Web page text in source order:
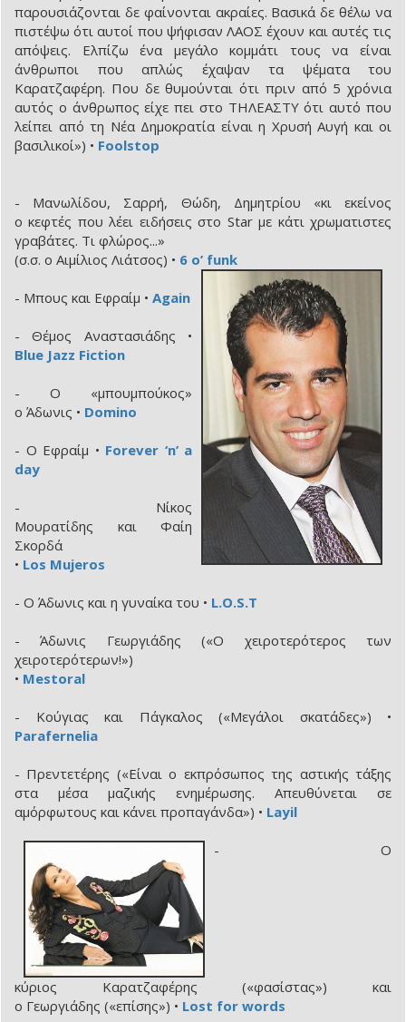
παρουσιάζονται δε φαίνονται ακραίες. Βασικά δε θέλω να
πιστέψω ότι αυτοί που ψήφισαν ΛΑΟΣ έχουν και αυτές τις
απόψεις. Ελπίζω ένα μεγάλο κομμάτι τους να είναι
άνθρωποι που απλώς έχαψαν τα ψέματα του
Καρατζαφέρη. Που δε θυμούνται ότι πριν από 5 χρόνια
αυτός ο άνθρωπος είχε πει στο ΤΗΛΕΑΣΤΥ ότι αυτό που
λείπει από τη Νέα Δημοκρατία είναι η Χρυσή Αυγή και οι
βασιλικοί») • Foolstop
- Μανωλίδου, Σαρρή, Θώδη, Δημητρίου «κι εκείνος
ο κεφτές που λέει ειδήσεις στο Star με κάτι χρωματιστες
γραβάτες. Τι φλώρος...»
(σ.σ. ο Αιμίλιος Λιάτσος) • 6 ο’ funk
- Μπους και Εφραίμ • Again
- Θέμος Αναστασιάδης •
Blue Jazz Fiction
- Ο «μπουμπούκος»
ο Άδωνις • Domino
- Ο Εφραίμ • Forever ‘n’ a
day
- Nίκος
Μουρατίδης και Φαίη
Σκορδά
• Los Mujeros
- Ο Άδωνις και η γυναίκα του • L.O.S.T
- Άδωνις Γεωργιάδης («Ο χειροτερότερος των
χειροτερότερων!»)
• Mestoral
- Κούγιας και Πάγκαλος («Μεγάλοι σκατάδες») •
Parafernelia
- Πρεντετέρης («Είναι ο εκπρόσωπος της αστικής τάξης
στα μέσα μαζικής ενημέρωσης. Απευθύνεται σε
αμόρφωτους και κάνει προπαγάνδα») • Layil
- Ο
κύριος Καρατζαφέρης («φασίστας») και
ο Γεωργιάδης («επίσης») • Lost for words